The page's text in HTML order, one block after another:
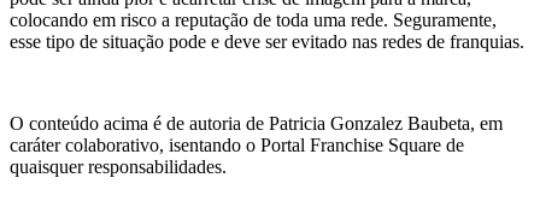
colocando em risco a reputação de toda uma rede. Seguramente,
esse tipo de situação pode e deve ser evitado nas redes de franquias.
O conteúdo acima é de autoria de Patricia Gonzalez Baubeta, em
caráter colaborativo, isentando o Portal Franchise Square de
quaisquer responsabilidades.